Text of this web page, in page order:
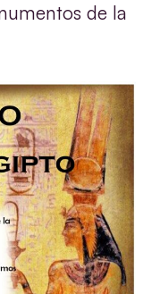
de la